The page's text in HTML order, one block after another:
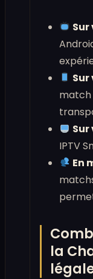
Sur
match
IPTV
En
la